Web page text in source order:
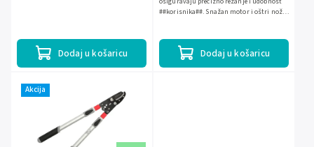
Dodaj u košaricu Dodaj u košaricu
##korisnika##. Snažan motor i oštri nože
Akcija